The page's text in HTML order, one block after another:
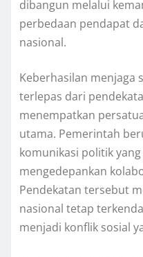
dibangun melalui
perbedaan pendapat
nasional.
Keberhasilan menjaga
terlepas dari
menempatkan
utama. Pemerintah
komunikasi politik
mengedepankan
Pendekatan tersebut
nasional tetap
menjadi konflik sosial